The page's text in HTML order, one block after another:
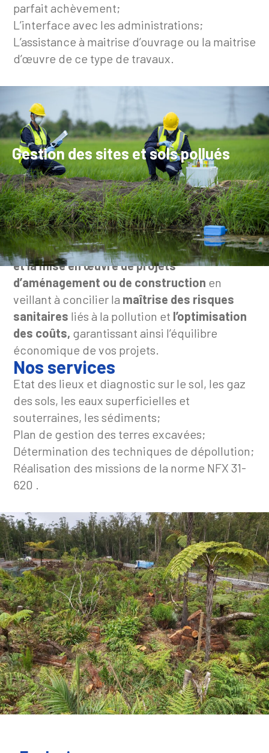
parfait achèvement;
L’interface avec les administrations;
L’assistance à maitrise d’ouvrage ou la maitrise
d’œuvre de ce type de travaux.
Gestion des sites et sols pollués
Nous vous accompagnons dans laconception
et la mise en œuvre de projets
d’aménagement ou de construction en
veillant à concilier la maîtrise des risques
sanitaires liés à la pollution et l’optimisation
des coûts, garantissant ainsi l’équilibre
économique de vos projets.
Nos services
Etat des lieux et diagnostic sur le sol, les gaz
des sols, les eaux superficielles et
souterraines, les sédiments;
Plan de gestion des terres excavées;
Détermination des techniques de dépollution;
Réalisation des missions de la norme NFX 31-
620 .